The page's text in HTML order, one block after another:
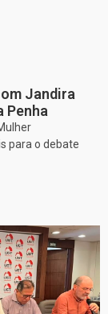
Jandira
Penha
para o debate